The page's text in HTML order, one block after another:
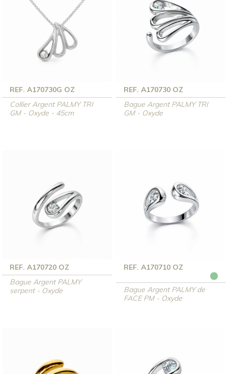
REF. A170730G OZ
Collier Argent PALMY TRI
GM - Oxyde - 45cm
REF. A170730 OZ
Bague Argent PALMY TRI
GM - Oxyde
REF. A170720 OZ
Bague Argent PALMY
serpent - Oxyde
REF. A170710 OZ
Bague Argent PALMY de
FACE PM - Oxyde